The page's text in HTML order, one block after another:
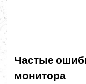
Частые
монитора